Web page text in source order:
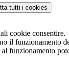
tutti i cookies
cookie consentire.
il funzionamento
funzionamento